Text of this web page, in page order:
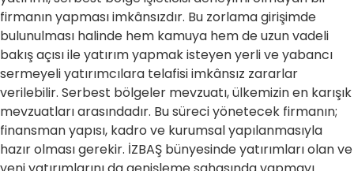
firmanın yapması imkânsızdır. Bu zorlama girişimde
bulunulması halinde hem kamuya hem de uzun vadeli
bakış açısı ile yatırım yapmak isteyen yerli ve yabancı
sermeyeli yatırımcılara telafisi imkânsız zararlar
verilebilir. Serbest bölgeler mevzuatı, ülkemizin en karışık
mevzuatları arasındadır. Bu süreci yönetecek firmanın;
finansman yapısı, kadro ve kurumsal yapılanmasıyla
hazır olması gerekir. İZBAŞ bünyesinde yatırımları olan ve